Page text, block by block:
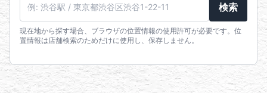
検索
現在地から探す場合、ブラウザの位置情報の使用許可が必要です。位
置情報は店舗検索のためだけに使用し、保存しません。